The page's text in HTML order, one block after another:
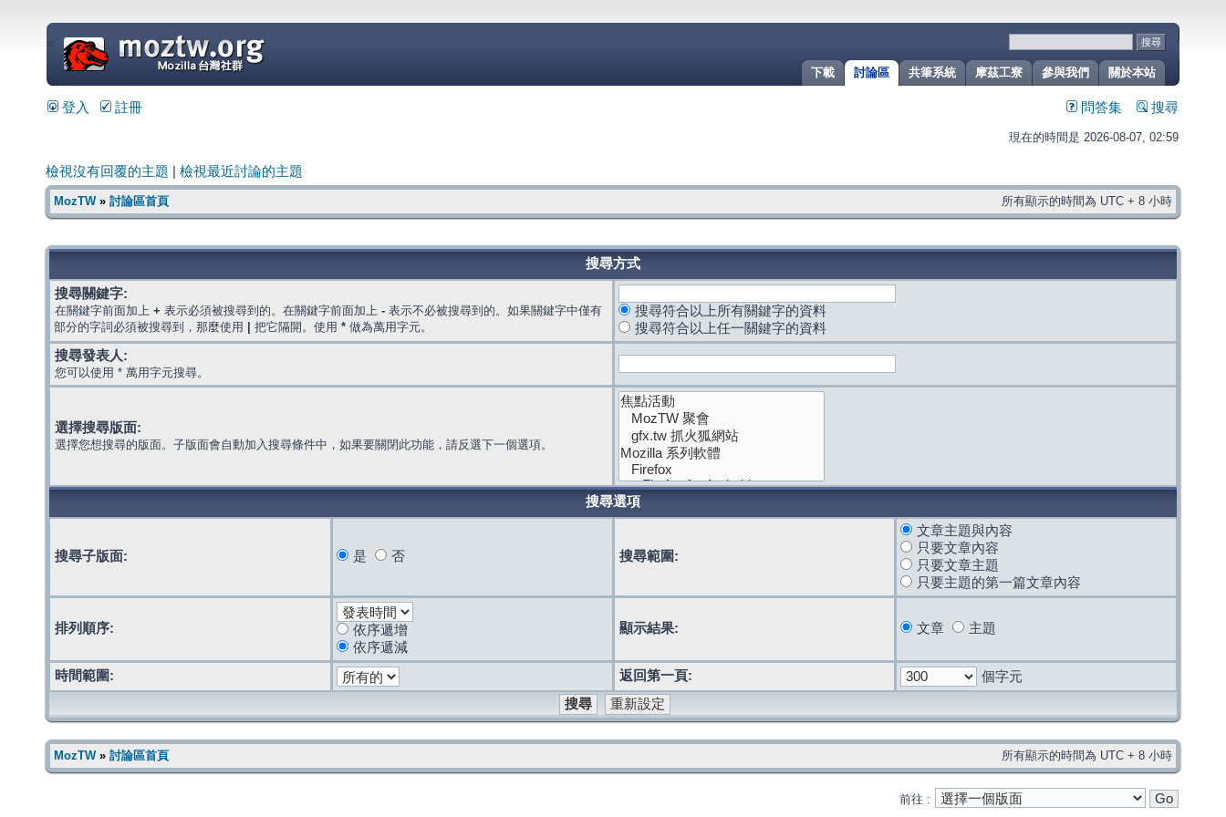
關於本站
參與我們
摩茲工寮
共筆系統
討論區
下載
=
登入 註冊 問答集 搜尋
現在的時間是 2026-08-07, 02:59
檢視沒有回覆的主題 檢視最近討論的主題
MozTW» 討論區首頁 所有顯示的時間為 UTC + 8 小時
搜尋方式
搜尋關鍵字:
在關鍵字前面加上 + 表示必須被搜尋到的。在關鍵字前面加上 - 表示不必被搜尋到的。如果關鍵字中僅有
部分的字詞必須被搜尋到，那麼使用
把它隔開。使用 * 做為萬用字元。
搜尋符合以上所有關鍵字的資料
搜尋符合以上任一關鍵字的資料
搜尋發表人:
您可以使用 * 萬用字元搜尋。
選擇搜尋版面:
選擇您想搜尋的版面。子版面會自動加入搜尋條件中，如果要關閉此功能，請反選下一個選項。
搜尋選項
搜尋子版面: 是 否 搜尋範圍:
文章主題與內容
只要文章內容
只要文章主題
只要主題的第一篇文章內容
排列順序:
依序遞增
依序遞減
顯示結果: 文章 主題
時間範圍: 返回第一頁: 個字元
MozTW» 討論區首頁 所有顯示的時間為 UTC + 8 小時
前往 :